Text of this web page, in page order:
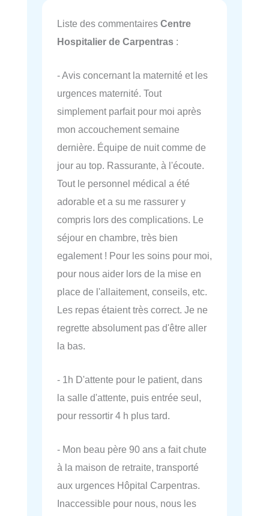
Liste des commentaires Centre
Hospitalier de Carpentras :
- Avis concernant la maternité et les
urgences maternité. Tout
simplement parfait pour moi après
mon accouchement semaine
dernière. Équipe de nuit comme de
jour au top. Rassurante, à l'écoute.
Tout le personnel médical a été
adorable et a su me rassurer y
compris lors des complications. Le
séjour en chambre, très bien
egalement ! Pour les soins pour moi,
pour nous aider lors de la mise en
place de l'allaitement, conseils, etc.
Les repas étaient très correct. Je ne
regrette absolument pas d'être aller
la bas.
- 1h D'attente pour le patient, dans
la salle d'attente, puis entrée seul,
pour ressortir 4 h plus tard.
- Mon beau père 90 ans a fait chute
à la maison de retraite, transporté
aux urgences Hôpital Carpentras.
Inaccessible pour nous, nous les